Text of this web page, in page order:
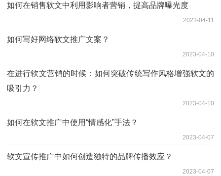
如何在销售软文中利用影响者营销，提高品牌曝光度
2023-04-11
如何写好网络软文推广文案？
2023-04-10
在进行软文营销的时候：如何突破传统写作风格增强软文的
吸引力？
2023-04-10
如何在软文推广中使用“情感化”手法？
2023-04-07
软文宣传推广中如何创造独特的品牌传播效应？
2023-04-07